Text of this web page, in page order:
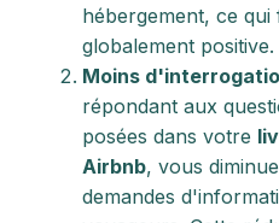
hébergement, ce
globalement positive.
Moins
répondant aux
posées dans votre
Airbnb, vous
demandes